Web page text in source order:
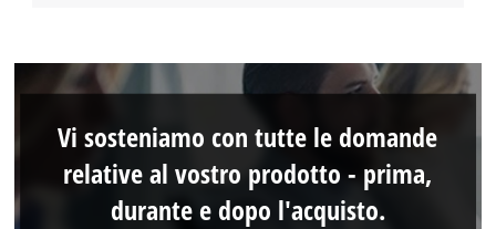
Vi sosteniamo con tutte le domande
relative al vostro prodotto - prima,
durante e dopo l'acquisto.